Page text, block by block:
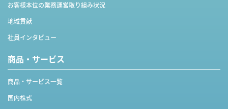
お客様本位の業務運営取り組み状況
地域貢献
社員インタビュー
商品・サービス
商品・サービス一覧
国内株式